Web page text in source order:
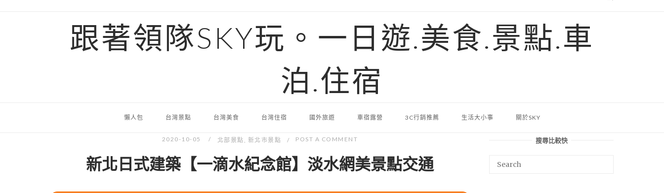
跟著領隊SKY玩。一日遊.美食.景點.車
泊.住宿
懶人包 台灣景點 台灣美食 台灣住宿 國外旅遊 車宿露營 3C行銷推薦 生活大小事 關於SKY
2020-10-05 北部景點 , 新北市景點 POST A COMMENT
新北日式建築【一滴水紀念館】淡水網美景點交通
搜尋比較快